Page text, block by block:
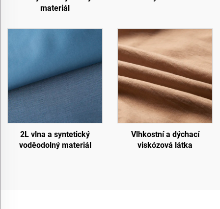
materiál
2L vlna a syntetický
voděodolný materiál
Vlhkostní a dýchací
viskózová látka